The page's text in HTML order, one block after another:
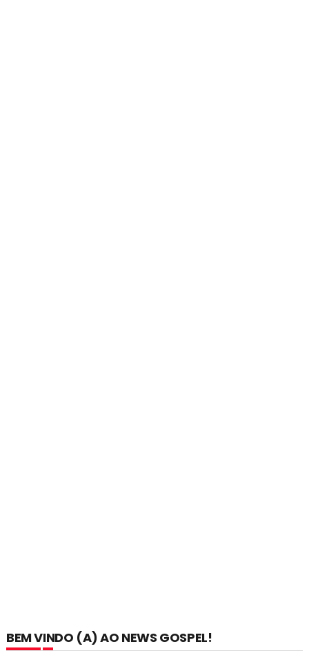
BEM VINDO (A) AO NEWS GOSPEL!